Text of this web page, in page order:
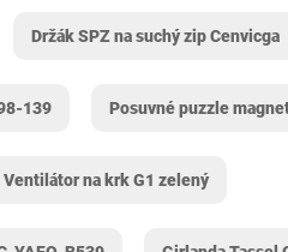
Držák SPZ na suchý zip Cenvicga
139 Posuvné puzzle
Ventilátor na krk G1 zelený